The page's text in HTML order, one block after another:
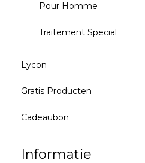
Pour Homme
Traitement Special
Lycon
Gratis Producten
Cadeaubon
Informatie